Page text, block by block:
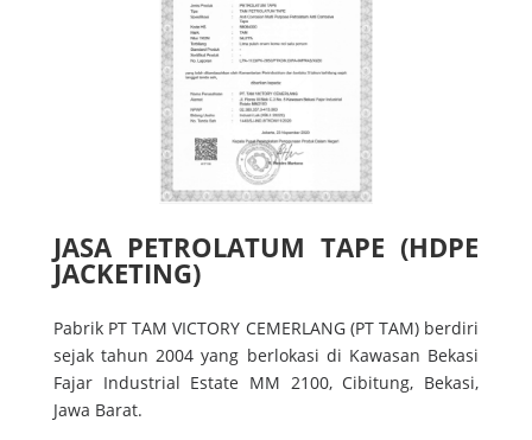
JASA PETROLATUM TAPE (HDPE
JACKETING)
Pabrik PT TAM VICTORY CEMERLANG (PT TAM) berdiri
sejak tahun 2004 yang berlokasi di Kawasan Bekasi
Fajar Industrial Estate MM 2100, Cibitung, Bekasi,
Jawa Barat.